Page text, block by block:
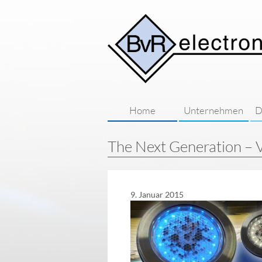
Home Unternehmen
Qualität / Preis /
The Next Generation –
9. Januar 2015